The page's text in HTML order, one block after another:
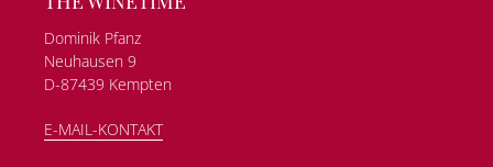
Dominik Pfanz
Neuhausen 9
D-87439 Kempten
E-MAIL-KONTAKT